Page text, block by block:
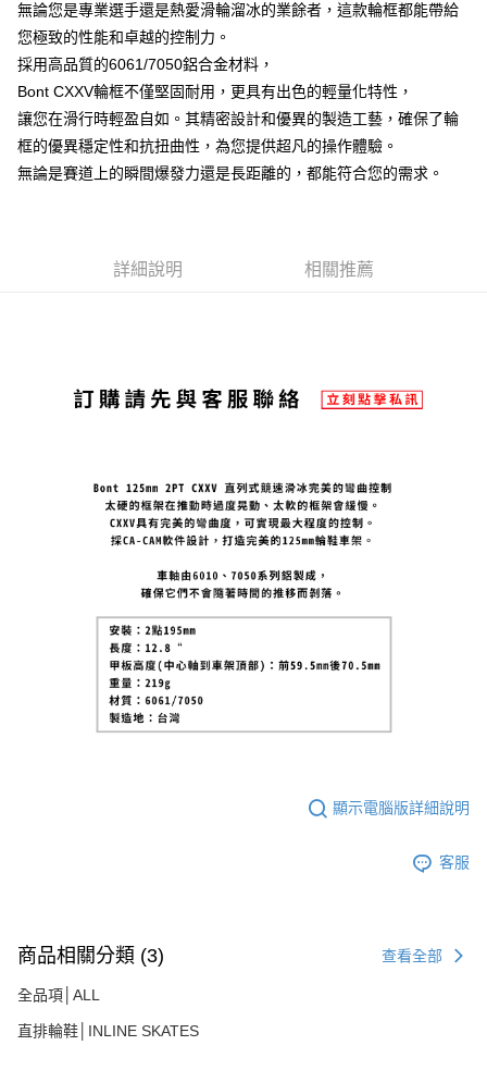
便利好安心！
１．簡單：不需註冊會員、不需綁卡、不需儲值。
３．安心：先確認商品／服務後，再付款。
【「AFTEE先享後付」結帳流程】
１．於結帳方式選擇「AFTEE先享後付」後，將跳轉至「AFTEE先享後付」
結帳頁面，進行簡訊認證並確認金額後，即可完成結帳。
２．訂單成立數日內，您將收到繳費通知簡訊。
後付繳納相關費用。
易，需依本服務之必要範圍內提供個人資料，並將交易相關給付款項請求債
３．未成年的使用者請事先徵得法定代理人或監護人之同意方可使用
「AFTEE先享後付」，若未經同意申辦者引起之損失，本公司不負相關責
４．使用「AFTEE先享後付」時，將依據個別帳號之用戶狀況，依本公司即
請求用戶進行身份認證。
５．嚴禁一人註冊多個帳號或使用他人資訊註冊。若發現惡意使用之情形，
恩沛科技股份有限公司將有權停止該用戶之使用額度並採取法律行動。
運送方式
付款後全家取貨
付款後萊爾富取貨
每筆NT$80，滿NT$2,000(含以上)免運費
無論您是專業選手還是熱愛滑輪溜冰的業餘者，這款輪框都能帶給
您極致的性能和卓越的控制力。
採用高品質的6061/7050鋁合金材料，
Bont CXXV輪框不僅堅固耐用，更具有出色的輕量化特性，
讓您在滑行時輕盈自如。其精密設計和優異的製造工藝，確保了輪
框的優異穩定性和抗扭曲性，為您提供超凡的操作體驗。
無論是賽道上的瞬間爆發力還是長距離的，都能符合您的需求。
詳細說明 相關推薦
顯示電腦版詳細說明
客服
商品相關分類 (3) 查看全部
全品項│ALL
直排輪鞋│INLINE SKATES